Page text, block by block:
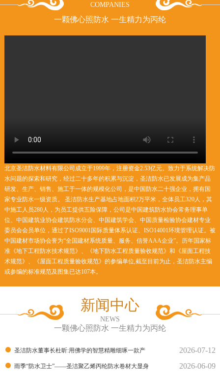
COMPANIES
一颗佛心照防水 一生精力为丙纶
北京圣洁防水材料有限公司成立于1999年，注册资金2.53亿元。致力于系统解决防
水问题的探索和研究，经过二十多年的积累与沉淀，圣洁防水已发展成为集产品
研发、生产、销售、施工于一体的规模化公司，是中国防水二十强企业，拥有国
家专业防水一级资质。 圣洁防水生产基地占地面积2万平米，全体员工320人，其
中施工人员280人，为员工提供五险保障，公司是中国建筑防水协会常务理事单
位、中国建筑业协会建筑防水分会、中国建筑学会、中国质量检验协会建材专业
委员会会员单位，通过了ISO9001国际质量体系认证、ISO14001环境管理认证。被
中国建材市场协会誉为“全国建材系统质量、服务、信誉AAA企业”。历年国家标
准《地下工程防水技术规范》、《地下防水工程质量验收规范》和《屋面工程技
术规范》、《屋面工程质量验收规范》的参编单位,截至目前为止，圣洁防水主编
或参编的标准规范及图集已达107本。
新闻中心
NEWS
一颗佛心照防水 一生精力为丙纶
圣洁防水董事长杜昕:用佛学的智慧精雕细琢一款产
品！
2026-07-12
雨季“防水卫士”——圣洁聚乙烯丙纶防水卷材大显身 2026-06-09